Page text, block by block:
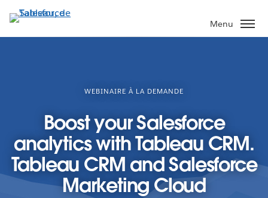
Aller
au
contenu
Menu
WEBINAIRE À LA DEMANDE
Boost your Salesforce
analytics with Tableau CRM.
Tableau CRM and Salesforce
Marketing Cloud